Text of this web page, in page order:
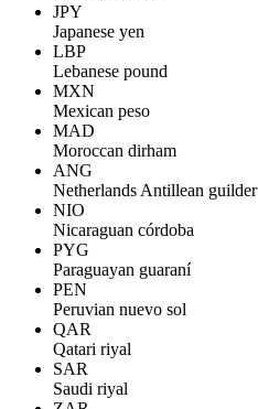
JPY
Japanese yen
LBP
Lebanese pound
MXN
Mexican peso
MAD
Moroccan dirham
ANG
Netherlands Antillean guilder
NIO
Nicaraguan córdoba
PYG
Paraguayan guaraní
PEN
Peruvian nuevo sol
QAR
Qatari riyal
SAR
Saudi riyal